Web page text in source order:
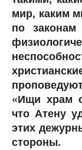
мир, каким
по
«Ищи храм
что Атену
этих
стороны.